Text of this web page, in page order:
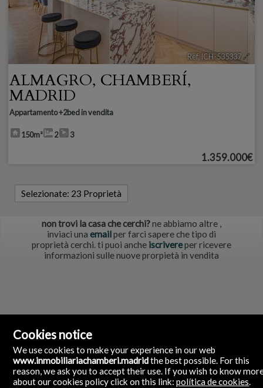
Ref. ICH-535337🔗
ALMAGRO, CHAMBERÍ,
MADRID
Appartamento +2bed in vendita
150m² 2 3
1.359.000€
Selezionate: 23 Proprietà
non trovi la casa che cerchi?ne abbiamo altre ,
inviaci una emailper farci sapere che tipo di
proprietà cerchi. ti puoi anche iscrivereper ricevere
informazioni sulle nuove prorpietà in vendita
Inmobiliaria ChamberI
Cookies notice
We use cookies to make your experience in our web
www.inmobiliariachamberi.madridthe best possible. For this
reason, we ask you to accept their use. If you wish to know
about our cookies policy click on this link:política de cookies.